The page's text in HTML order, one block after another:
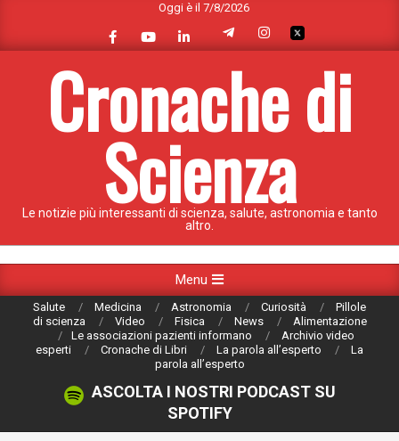
content
Oggi è il 7/8/2026
Cronache di
Scienza
Le notizie più interessanti di scienza, salute, astronomia e tanto
altro.
Navigation
Menu
Salute Medicina Astronomia Curiosità
Pillole
di scienza
Video Fisica News
Alimentazione
Le associazioni pazienti informano
Archivio video
esperti
Cronache di Libri La parola all’esperto
La
parola all’esperto
ASCOLTA I NOSTRI PODCAST SU
SPOTIFY